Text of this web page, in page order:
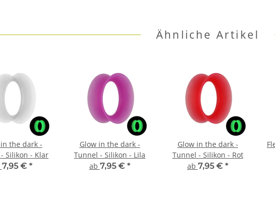
Ähnliche Artikel
the dark -
Silikon - Klar
7,95 € *
Glow in the dark -
Tunnel - Silikon - Lila
ab 7,95 € *
Glow in the dark -
Tunnel - Silikon - Rot
ab 7,95 € *